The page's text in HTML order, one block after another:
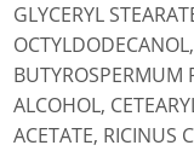
GLYCERYL
BUTYROSPERMUM
ALCOHOL,
ACETATE, RICINUS